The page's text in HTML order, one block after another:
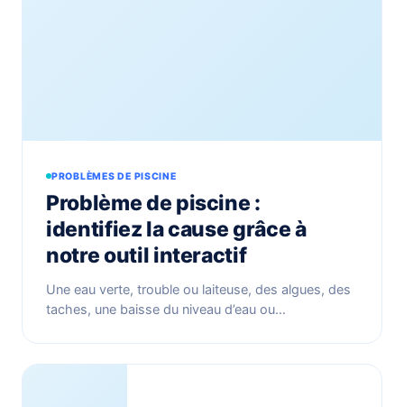
PROBLÈMES DE PISCINE
Problème de piscine :
identifiez la cause grâce à
notre outil interactif
Une eau verte, trouble ou laiteuse, des algues, des
taches, une baisse du niveau d’eau ou…